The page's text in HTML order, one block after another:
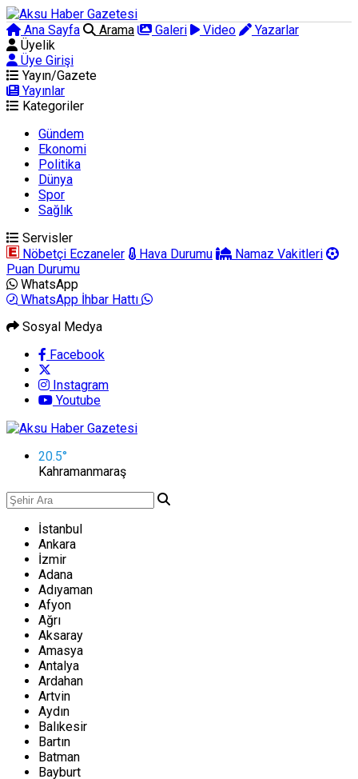
Ana Sayfa Arama Galeri Video
Yazarlar
Üyelik
Üye Girişi
Yayın/Gazete
Yayınlar
Kategoriler
Gündem
Ekonomi
Politika
Dünya
Spor
Sağlık
Servisler
Nöbetçi Eczaneler
Hava Durumu
Namaz Vakitleri
Puan Durumu
WhatsApp
WhatsApp İhbar Hattı
Sosyal Medya
Facebook
Instagram
Youtube
20.5°
Kahramanmaraş
İstanbul
Ankara
İzmir
Adana
Adıyaman
Afyon
Ağrı
Aksaray
Amasya
Antalya
Ardahan
Artvin
Aydın
Balıkesir
Bartın
Batman
Bayburt